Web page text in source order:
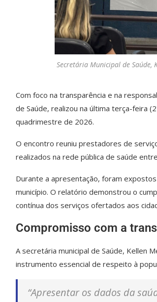
Secretária Municipal de Saúde,
Com foco na transparência e na
de Saúde, realizou na última terça-feira
quadrimestre de 2026.
O encontro reuniu prestadores de
realizados na rede pública de saúde
Durante a apresentação, foram
município. O relatório demonstrou o
contínua dos serviços ofertados aos
Compromisso com a
A secretária municipal de Saúde, Kellen
instrumento essencial de respeito à
“Apresentar os dados da